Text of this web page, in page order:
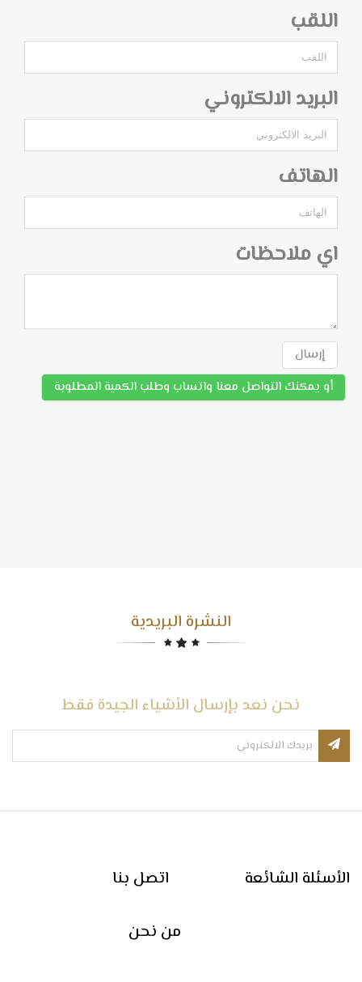
اللقب
البريد الالكتروني
الهاتف
اي ملاحظات
إرسال
أو يمكنك التواصل معنا واتساب وطلب الكمية المطلوبة
النشرة البريدية
نحن نعد بإرسال الأشياء الجيدة فقط
اتصل بنا الأسئلة الشائعة
من نحن